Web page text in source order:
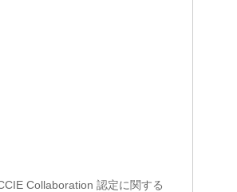
Collaboration 認定に関する